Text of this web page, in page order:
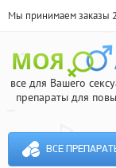
Мы принимаем заказы
все для Вашего
препараты для
ВСЕ